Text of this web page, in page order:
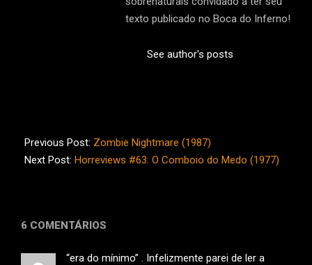
texto publicado no Boca do Inferno!
See author's posts
06-
14
Previous Post: Zombie Nightmare (1987)
Next Post: Horreviews #63: O Comboio do Medo (1977)
6 COMENTÁRIOS
“era do mínimo” . Infelizmente parei de ler a